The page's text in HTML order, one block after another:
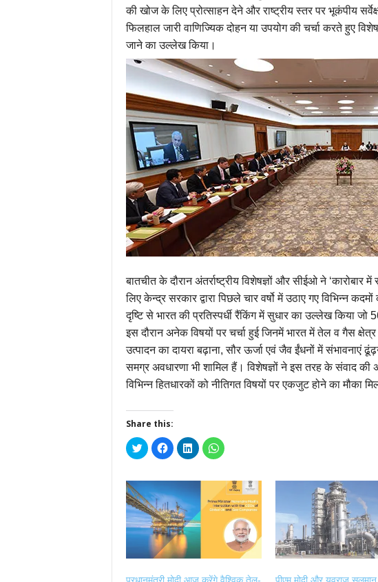
की खोज के लिए प्रोत्साहन देने और राष्ट्रीय स्तर पर भूकंपीय
फिलहाल जारी वाणिज्यिक दोहन या उपयोग की चर्चा करते हुए
जाने का उल्लेख किया।
बातचीत के दौरान अंतर्राष्ट्रीय विशेषज्ञों और सीईओ ने ‘कारोबार
लिए केन्द्र सरकार द्वारा पिछले चार वर्षो में उठाए गए विभिन्न
दृष्टि से भारत की प्रतिस्पर्धी रैंकिंग में सुधार का उल्लेख किया
इस दौरान अनेक विषयों पर चर्चा हुई जिनमें भारत में तेल व गैस
उत्पादन का दायरा बढ़ाना, सौर ऊर्जा एवं जैव ईंधनों में संभावनाएं
समग्र अवधारणा भी शामिल हैं। विशेषज्ञों ने इस तरह के संवाद
विभिन्न हितधारकों को नीतिगत विषयों पर एकजुट होने का मौका
Share this:
Click
to
share
Twitter
(Opens
in
new
window)
Click
to
share
Facebook
(Opens
in
new
window)
Click
to
share
LinkedIn
(Opens
in
new
window)
Click
to
WhatsApp
(Opens
in
new
window)